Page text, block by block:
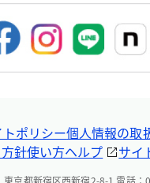
ポリシー個人情報の取
針使い方ヘルプ サイ
京都新宿区西新宿2-8-1 電話